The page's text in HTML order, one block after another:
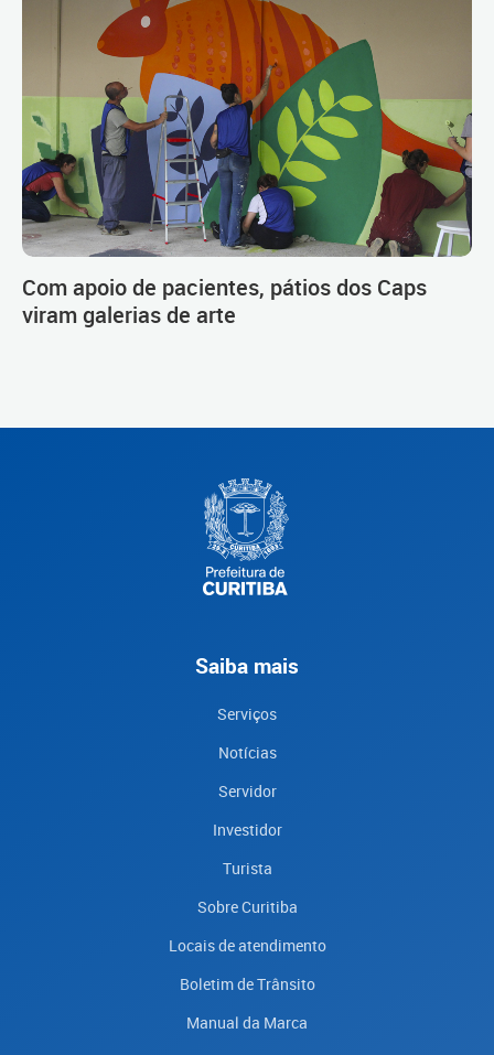
Com apoio de pacientes, pátios dos Caps
viram galerias de arte
Saiba mais
Serviços
Notícias
Servidor
Investidor
Turista
Sobre Curitiba
Locais de atendimento
Boletim de Trânsito
Manual da Marca